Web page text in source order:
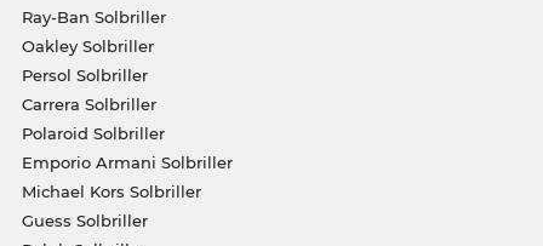
Ray-Ban Solbriller
Oakley Solbriller
Persol Solbriller
Carrera Solbriller
Polaroid Solbriller
Emporio Armani Solbriller
Michael Kors Solbriller
Guess Solbriller